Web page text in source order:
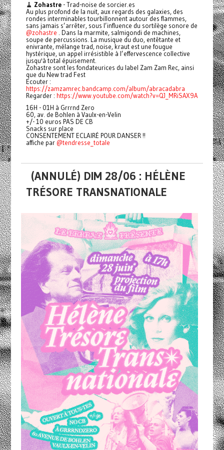
🧹 Zohastre- Trad-noise de sorcier.es
Au plus profond de la nuit, aux regards des galaxies, des
rondes interminables tourbillonnent autour des flammes,
sans jamais s’arrêter, sous l’influence du sortilège sonore de
@zohastre . Dans la marmite, salmigondi de machines,
soupe de percussions. La musique du duo, entêtante et
enivrante, mélange trad, noise, kraut est une fougue
hystérique, un appel irrésistible à l’effervescence collective
jusqu'à total épuisement.
Zohastre sont les fondateurices du label Zam Zam Rec, ainsi
que du New trad Fest
Ecouter :
https://zamzamrec.bandcamp.com/album/abracadabra
Regarder : https://www.youtube.com/watch?v=QJ_MRiSAX9A
16H - 01H à Grrrnd Zero
60, av. de Bohlen à Vaulx-en-Velin
+/- 10 euros PAS DE CB
Snacks sur place
CONSENTEMENT ECLAIRÉ POUR DANSER !!
affiche par @tendresse_totale
(ANNULÉ) DIM 28/06 : HÉLÈNE
TRÉSORE TRANSNATIONALE